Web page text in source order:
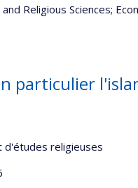
Religious Sciences;
particulier
d'études religieuses